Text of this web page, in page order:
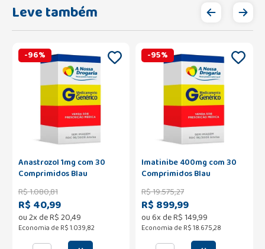
Leve também
-96%
Anastrozol 1mg com 30
Comprimidos Blau
R$1.080,81
R$ 40,99
ou2x deR$20,49
Economia de R$ 1.039,82
-95%
Imatinibe 400mg com 30
Comprimidos Blau
R$19.575,27
R$ 899,99
ou6x deR$149,99
Economia de R$ 18.675,28